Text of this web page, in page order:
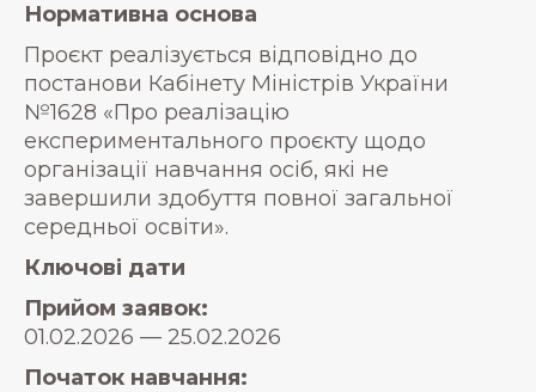
Нормативна основа
Проєкт реалізується відповідно до
постанови Кабінету Міністрів України
№1628 «Про реалізацію
експериментального проєкту щодо
організації навчання осіб, які не
завершили здобуття повної загальної
середньої освіти».
Ключові дати
Прийом заявок:
01.02.2026 — 25.02.2026
Початок навчання: